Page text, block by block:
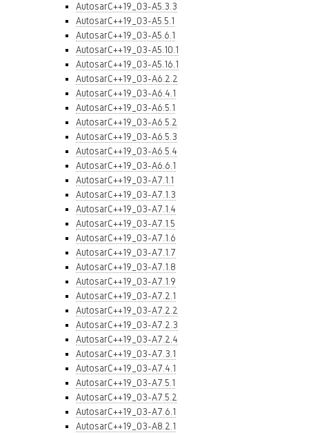
AutosarC++19_03-A5.3.3
AutosarC++19_03-A5.5.1
AutosarC++19_03-A5.6.1
AutosarC++19_03-A5.10.1
AutosarC++19_03-A5.16.1
AutosarC++19_03-A6.2.2
AutosarC++19_03-A6.4.1
AutosarC++19_03-A6.5.1
AutosarC++19_03-A6.5.2
AutosarC++19_03-A6.5.3
AutosarC++19_03-A6.5.4
AutosarC++19_03-A6.6.1
AutosarC++19_03-A7.1.1
AutosarC++19_03-A7.1.3
AutosarC++19_03-A7.1.4
AutosarC++19_03-A7.1.5
AutosarC++19_03-A7.1.6
AutosarC++19_03-A7.1.7
AutosarC++19_03-A7.1.8
AutosarC++19_03-A7.1.9
AutosarC++19_03-A7.2.1
AutosarC++19_03-A7.2.2
AutosarC++19_03-A7.2.3
AutosarC++19_03-A7.2.4
AutosarC++19_03-A7.3.1
AutosarC++19_03-A7.4.1
AutosarC++19_03-A7.5.1
AutosarC++19_03-A7.5.2
AutosarC++19_03-A7.6.1
AutosarC++19_03-A8.2.1